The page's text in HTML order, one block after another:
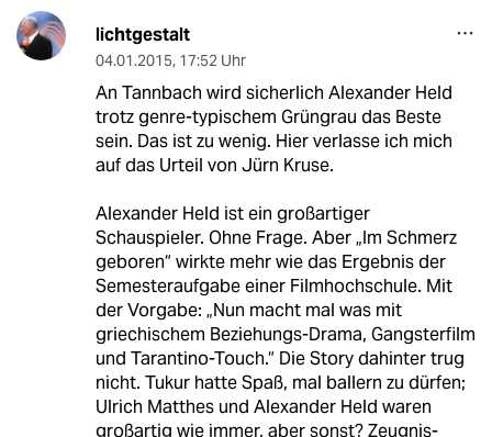
lichtgestalt
04.01.2015, 17:52 Uhr
An Tannbach wird sicherlich Alexander Held
trotz genre-typischem Grüngrau das Beste
sein. Das ist zu wenig. Hier verlasse ich mich
auf das Urteil von Jürn Kruse.
Alexander Held ist ein großartiger
Schauspieler. Ohne Frage. Aber „Im Schmerz
geboren“ wirkte mehr wie das Ergebnis der
Semesteraufgabe einer Filmhochschule. Mit
der Vorgabe: „Nun macht mal was mit
griechischem Beziehungs-Drama, Gangsterfilm
und Tarantino-Touch.“ Die Story dahinter trug
nicht. Tukur hatte Spaß, mal ballern zu dürfen;
Ulrich Matthes und Alexander Held waren
großartig wie immer, aber sonst? Zeugnis-